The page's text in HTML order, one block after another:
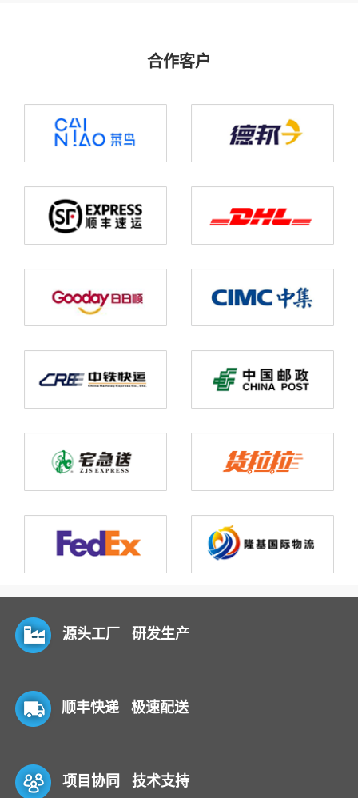
合作客户
源头工厂 研发生产
顺丰快递 极速配送
项目协同 技术支持